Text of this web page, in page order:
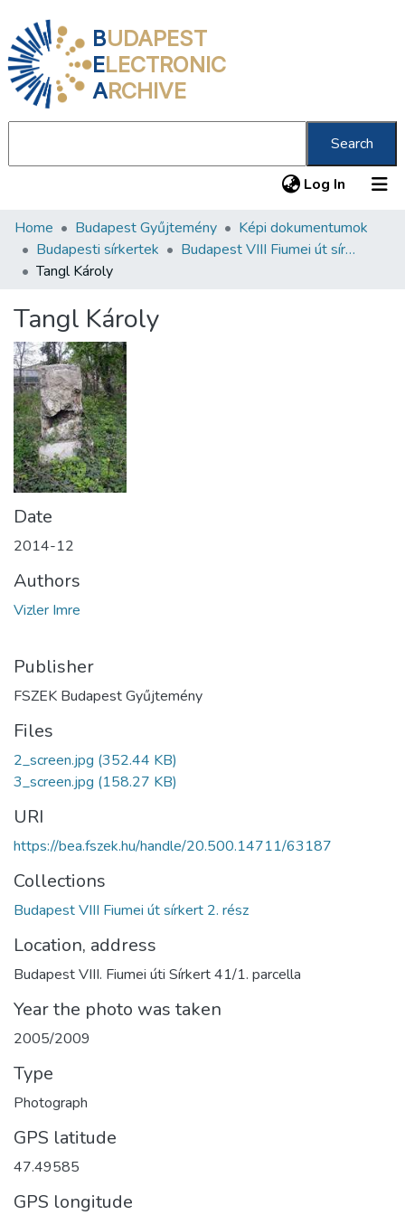
BUDAPEST
ELECTRONIC
ARCHIVE
Search
Log In (current)
Communities & Collections
All of DSpace
About us
Home Budapest Gyűjtemény
Képi dokumentumok
Budapesti sírkertek
Budapest VIII Fiumei út sírkert 2. rész
Tangl Károly
Tangl Károly
Date
2014-12
Authors
Vizler Imre
Publisher
FSZEK Budapest Gyűjtemény
Files
2_screen.jpg (352.44 KB)
3_screen.jpg (158.27 KB)
URI
https://bea.fszek.hu/handle/20.500.14711/63187
Collections
Budapest VIII Fiumei út sírkert 2. rész
Location, address
Budapest VIII. Fiumei úti Sírkert 41/1. parcella
Year the photo was taken
2005/2009
Type
Photograph
GPS latitude
47.49585
GPS longitude